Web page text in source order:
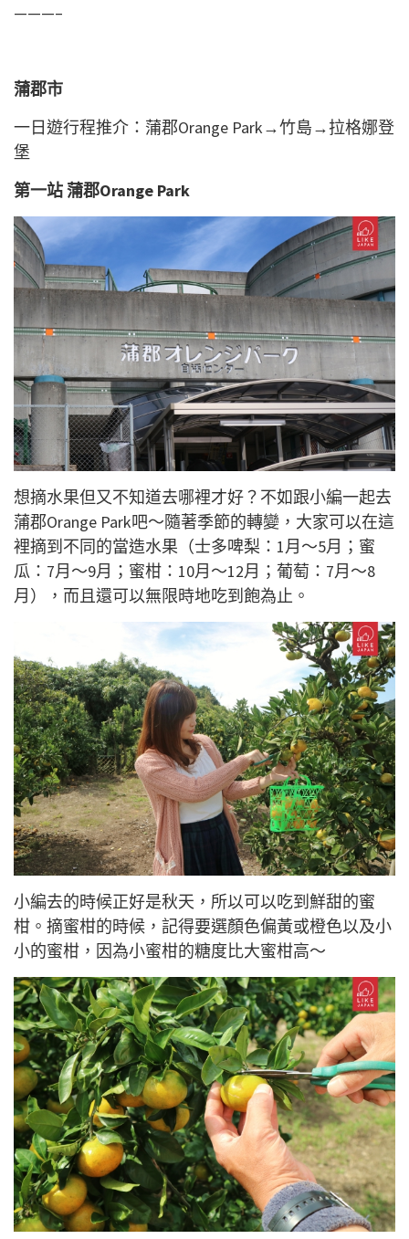
———–
蒲郡市
一日遊行程推介： 蒲郡Orange Park→竹島→拉格娜登
堡
第一站 蒲郡Orange Park
想摘水果但又不知道去哪裡才好？不如跟小編一起去
蒲郡Orange Park吧～隨著季節的轉變，大家可以在這
裡摘到不同的當造水果（士多啤梨：1月～5月；蜜
瓜：7月～9月；蜜柑：10月～12月；葡萄： 7月～8
月），而且還可以無限時地吃到飽為止。
小編去的時候正好是秋天，所以可以吃到鮮甜的蜜
柑。摘蜜柑的時候，記得要選顏色偏黃或橙色以及小
小的蜜柑，因為小蜜柑的糖度比大蜜柑高～